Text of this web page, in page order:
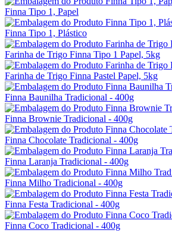
Finna Tipo 1, Papel
Finna Tipo 1, Plástico
Farinha de Trigo Finna Tipo 1 Papel, 5kg
Farinha de Trigo Finna Pastel Papel, 5kg
Finna Baunilha Tradicional - 400g
Finna Brownie Tradicional - 400g
Finna Chocolate Tradicional - 400g
Finna Laranja Tradicional - 400g
Finna Milho Tradicional - 400g
Finna Festa Tradicional - 400g
Finna Coco Tradicional - 400g